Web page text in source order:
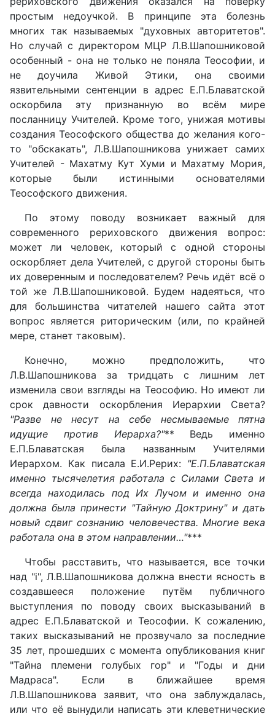
простым недоучкой. В принципе эта болезнь
многих так называемых "духовных авторитетов".
Но случай с директором МЦР Л.В.Шапошниковой
особенный - она не только не поняла Теософии, и
не доучила Живой Этики, она своими
язвительными сентенции в адрес Е.П.Блаватской
оскорбила эту признанную во всём мире
посланницу Учителей. Кроме того, унижая мотивы
создания Теософского общества до желания кого-
то "обскакать", Л.В.Шапошникова унижает самих
Учителей - Махатму Кут Хуми и Махатму Мория,
которые были истинными основателями
Теософского движения.
По этому поводу возникает важный для
современного рериховского движения вопрос:
может ли человек, который с одной стороны
оскорбляет дела Учителей, с другой стороны быть
их доверенным и последователем? Речь идёт всё о
той же Л.В.Шапошниковой. Будем надеяться, что
для большинства читателей нашего сайта этот
вопрос является риторическим (или, по крайней
мере, станет таковым).
Конечно, можно предположить, что
Л.В.Шапошникова за тридцать с лишним лет
изменила свои взгляды на Теософию. Но имеют ли
срок давности оскорбления Иерархии Света?
"Разве не несут на себе несмываемые пятна
идущие против Иерарха?"** Ведь именно
Е.П.Блаватская была названным Учителями
Иерархом. Как писала Е.И.Рерих: "Е.П.Блаватская
именно тысячелетия работала с Силами Света и
всегда находилась под Их Лучом и именно она
должна была принести "Тайную Доктрину" и дать
новый сдвиг сознанию человечества. Многие века
работала она в этом направлении…"***
Чтобы расставить, что называется, все точки
над "i", Л.В.Шапошникова должна внести ясность в
создавшееся положение путём публичного
выступления по поводу своих высказываний в
адрес Е.П.Блаватской и Теософии. К сожалению,
таких высказываний не прозвучало за последние
35 лет, прошедших с момента опубликования книг
"Тайна племени голубых гор" и "Годы и дни
Мадраса". Если в ближайшее время
Л.В.Шапошникова заявит, что она заблуждалась,
или что её вынудили написать эти клеветнические